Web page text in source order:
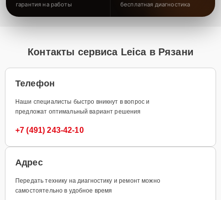
гарантия на работы бесплатная диагностика
Контакты сервиса Leica в Рязани
Телефон
Наши специалисты быстро вникнут в вопрос и
предложат оптимальный вариант решения
+7 (491) 243-42-10
Адрес
Передать технику на диагностику и ремонт можно
самостоятельно в удобное время